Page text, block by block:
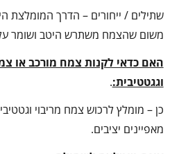
שתילים / ייחורים – הדרך המומלצת
משום שהצמח משתרש היטב ושומר על
האם כדאי לקנות צמח מורכב או
וגגטטיבית:.
כן – מומלץ לרכוש צמח מריבוי
מאפיינים יציבים.